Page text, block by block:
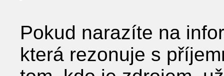
Pokud narazíte na
která rezonuje s